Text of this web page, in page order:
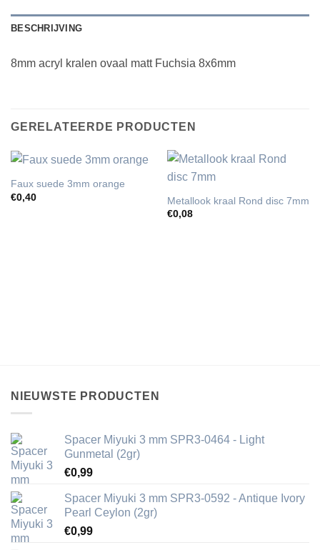
BESCHRIJVING
8mm acryl kralen ovaal matt Fuchsia 8x6mm
GERELATEERDE PRODUCTEN
Faux suede 3mm orange
€0,40
Metallook kraal Rond disc 7mm
€0,08
NIEUWSTE PRODUCTEN
Spacer Miyuki 3 mm SPR3-0464 - Light
Gunmetal (2gr)
€0,99
Spacer Miyuki 3 mm SPR3-0592 - Antique Ivory
Pearl Ceylon (2gr)
€0,99